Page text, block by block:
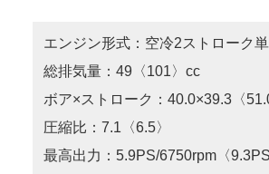
エンジン形式：空冷2ストローク
総排気量：49〈101〉cc
ボア×ストローク：40.0×39.3〈
圧縮比：7.1〈6.5〉
最高出力：5.9PS/6750rpm〈